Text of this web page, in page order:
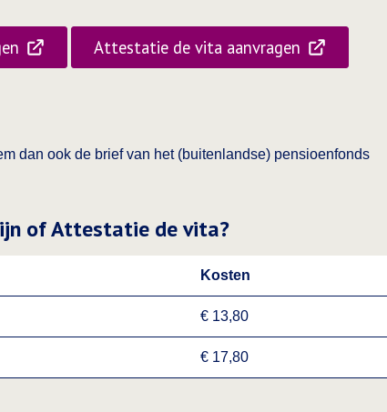
Attestatie de vita aanvragen
Opent in een nieuwe tab:
dan ook de brief van het (buitenlandse) pensioenfonds
of Attestatie de vita?
Kosten
€ 13,80
€ 17,80